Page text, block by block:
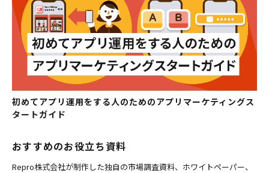
初めてアプリ運用をする人のためのアプリマーケティングス
タートガイド
おすすめのお役立ち資料
Repro株式会社が制作した独自の市場調査資料、ホワイトペーパー、